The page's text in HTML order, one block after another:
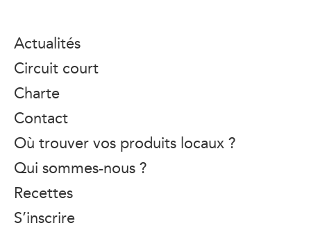
Actualités
Circuit court
Charte
Contact
Où trouver vos produits locaux ?
Qui sommes-nous ?
Recettes
S’inscrire